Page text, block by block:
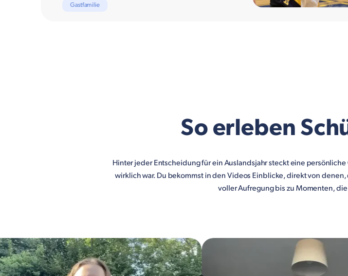
Gastfamilie
So erleben
Hinter jeder Entscheidung für ein Auslandsjahr steckt eine
wirklich war. Du bekommst in den Videos Einblicke, direkt von
voller Aufregung bis zu Momenten,